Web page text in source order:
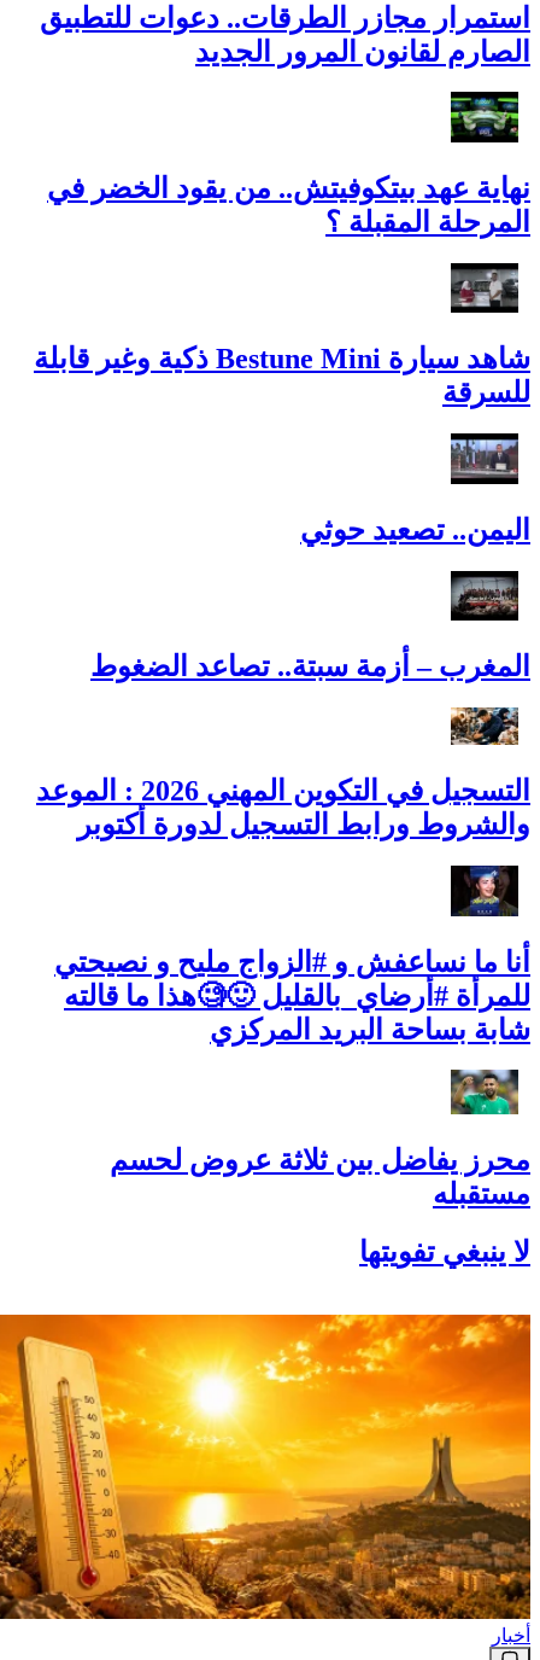
استمرار مجازر الطرقات.. دعوات للتطبيق
الصارم لقانون المرور الجديد
نهاية عهد بيتكوفيتش.. من يقود الخضر في
المرحلة المقبلة ؟
شاهد سيارة Bestune Mini ذكية وغير قابلة
للسرقة
اليمن.. تصعيد حوثي
المغرب – أزمة سبتة.. تصاعد الضغوط
التسجيل في التكوين المهني 2026 : الموعد
والشروط ورابط التسجيل لدورة أكتوبر
أنا ما نساعفش و #الزواج مليح و نصيحتي
للمرأة #أرضاي_بالقليل 🙂🧐هذا ما قالته
شابة بساحة البريد المركزي
محرز يفاضل بين ثلاثة عروض لحسم
مستقبله
لا ينبغي تفويتها
أخبار